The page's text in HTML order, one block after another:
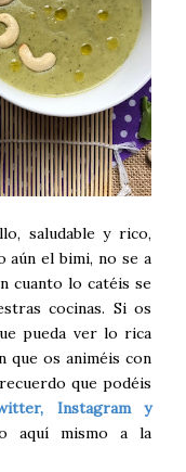
saludable y rico,
aún el bimi, no se a
cuanto lo catéis se
cocinas. Si os
pueda ver lo rica
que os animéis con
que podéis
Instagram y
aquí mismo a la